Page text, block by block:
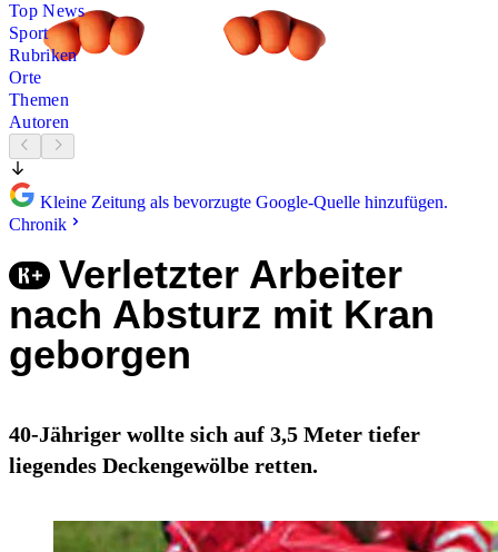
Top News
Sport
Rubriken
Orte
Themen
Autoren
Kleine Zeitung als bevorzugte Google-Quelle hinzufügen.
Chronik
Verletzter Arbeiter
nach Absturz mit Kran
geborgen
40-Jähriger wollte sich auf 3,5 Meter tiefer
liegendes Deckengewölbe retten.